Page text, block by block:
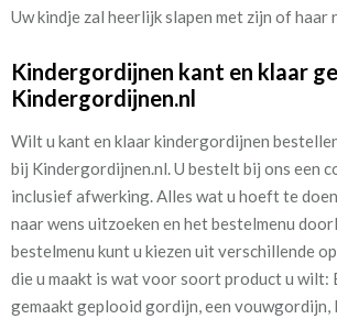
Uw kindje zal heerlijk slapen met zijn of haar
Kindergordijnen kant en klaar
Kindergordijnen.nl
Wilt u kant en klaar kindergordijnen
bij Kindergordijnen.nl. U bestelt bij ons een
inclusief afwerking. Alles wat u hoeft te
naar wens uitzoeken en het bestelmenu
bestelmenu kunt u kiezen uit verschillende
die u maakt is wat voor soort product u wilt:
gemaakt geplooid gordijn, een